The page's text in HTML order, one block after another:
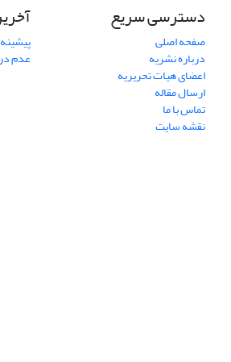
دسترسی سریع
صفحه اصلی
درباره نشریه
اعضای هیات تحریریه
ارسال مقاله
تماس با ما
نقشه سایت
عدم